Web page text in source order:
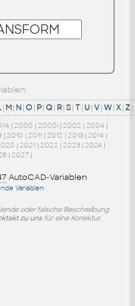
| M| N|O| P|Q| R|S|T| U|V|W|X|Z|
| 2000 | 2000i | 2002 | 2004 |
| 2010 | 2011| 2012 | 2013| 2014|
| 2021| 2022 | 2023| 2024|
| 2027|
AutoCAD-Variablen
Variablen
oder falsche Beschreibung
zu unsfür eine Korrektur.